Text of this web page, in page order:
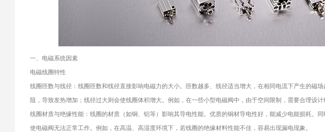
一、电磁系统因素
电磁线圈特性
线圈匝数与线径：线圈匝数和线径直接影响电磁力的大小。匝数越多、线径适当增大，在相同电流下产生的磁
阻，导致发热增加；线径过大则会使线圈体积增大。例如，在一些小型电磁阀中，由于空间限制，需要合理设
线圈材质与绝缘性能：线圈的材质（如铜、铝等）影响其导电性能。优质的铜材导电性好，能减少电能损耗。
使电磁阀无法正常工作。例如，在高温、高湿度环境下，若线圈的绝缘材料性能不佳，容易出现漏电现象。